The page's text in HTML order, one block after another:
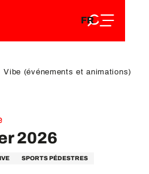
FR
EN
Vibe (événements et animations)
2026
SPORTS PÉDESTRES